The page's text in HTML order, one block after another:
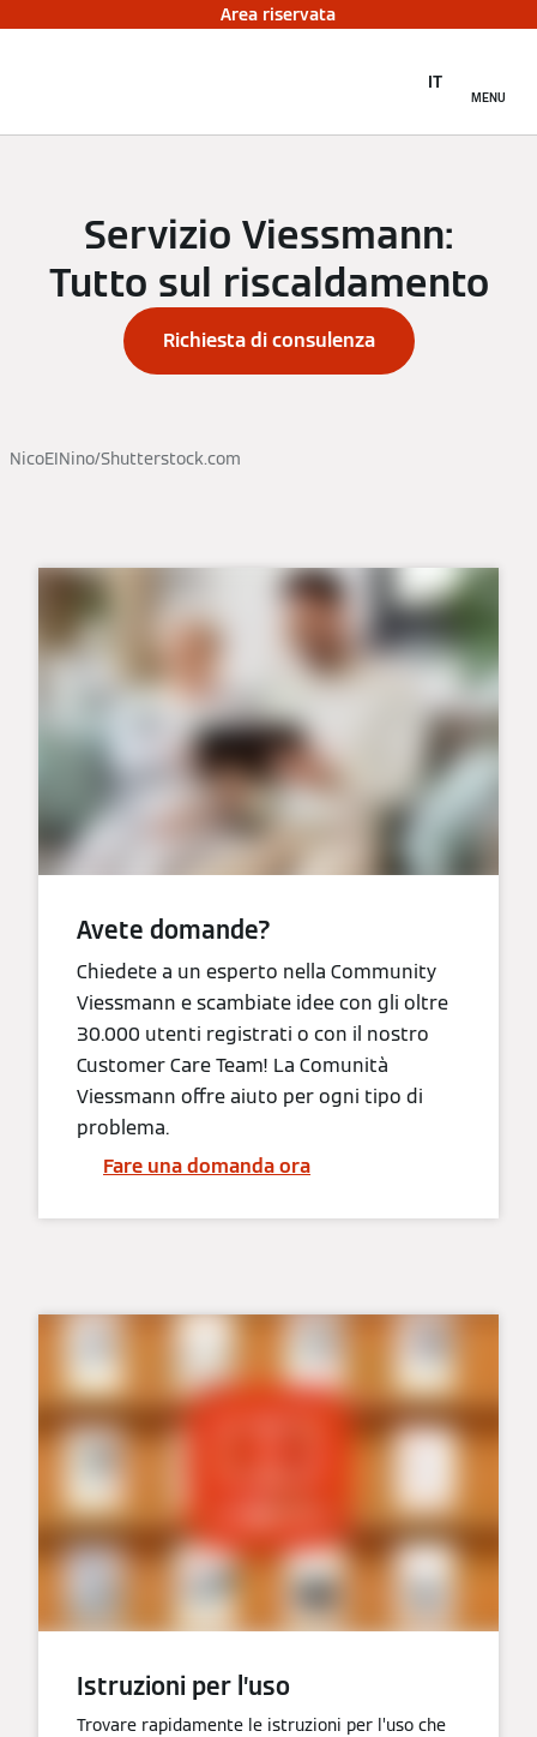
Area riservata
MENU
IT
Servizio Viessmann:
Tutto sul riscaldamento
Richiesta di consulenza
NicoEINino/Shutterstock.com
Avete domande?
Chiedete a un esperto nella Community
Viessmann e scambiate idee con gli oltre
30.000 utenti registrati o con il nostro
Customer Care Team! La Comunità
Viessmann offre aiuto per ogni tipo di
problema.
Fare una domanda ora
Istruzioni per l’uso
Trovare rapidamente le istruzioni per l’uso che